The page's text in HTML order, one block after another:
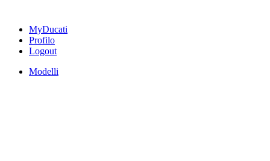
MyDucati
Profilo
Logout
Modelli